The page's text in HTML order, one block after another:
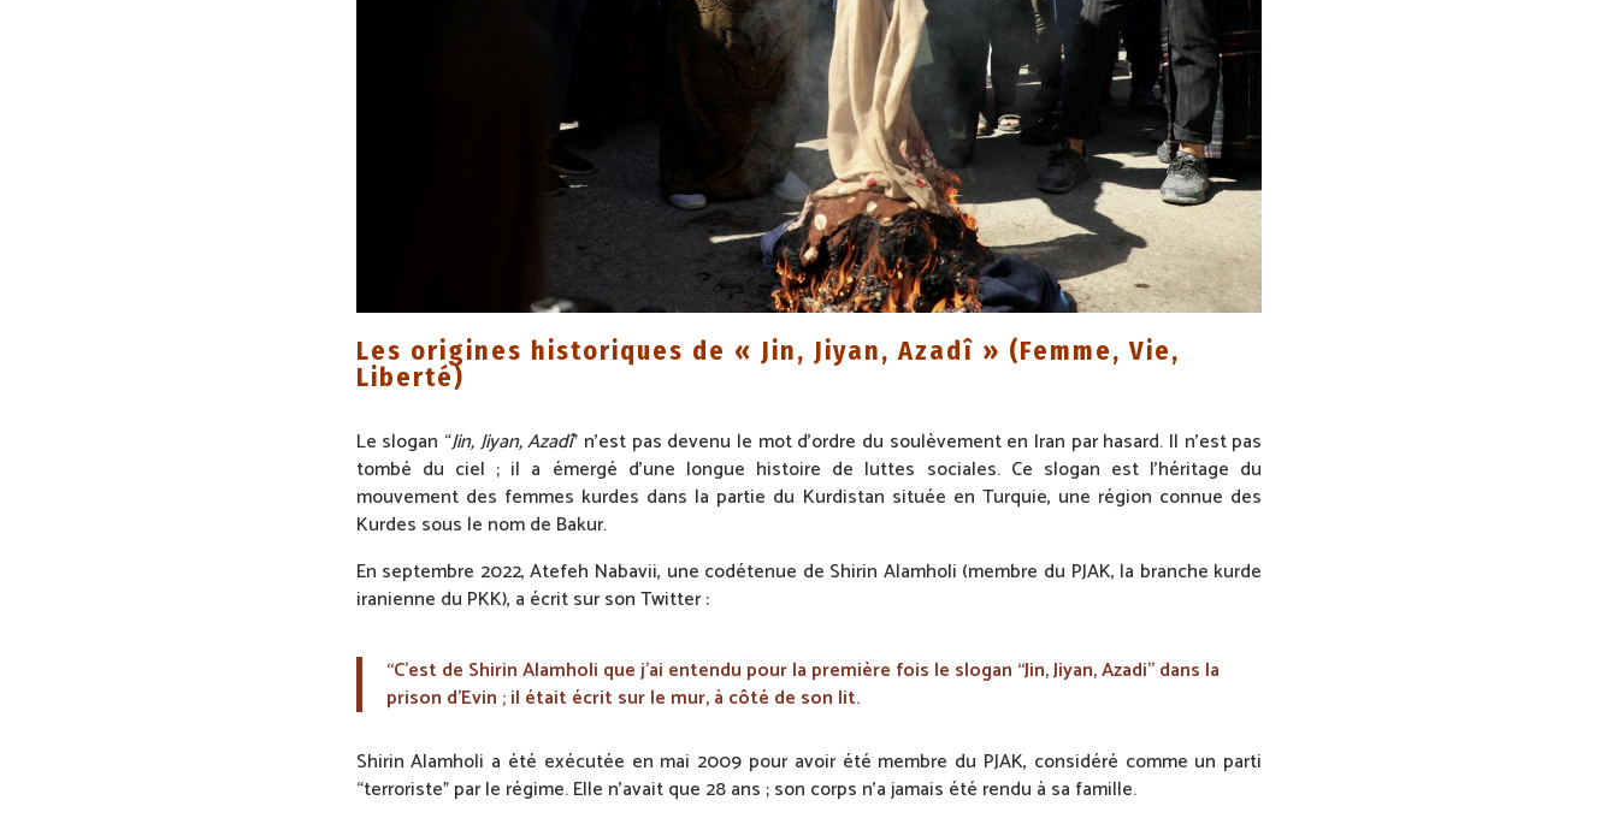
Les origines historiques de « Jin, Jiyan, Azadî » (Femme, Vie,
Liberté)
Le slogan “Jin, Jiyan, Azadî” n’est pas devenu le mot d’ordre du soulèvement en Iran par hasard. Il n’est pas
tombé du ciel ; il a émergé d’une longue histoire de luttes sociales. Ce slogan est l’héritage du
mouvement des femmes kurdes dans la partie du Kurdistan située en Turquie, une région connue des
Kurdes sous le nom de Bakur.
En septembre 2022, Atefeh Nabavii, une codétenue de Shirin Alamholi (membre du PJAK, la branche kurde
iranienne du PKK), a écrit sur son Twitter :
“C’est de Shirin Alamholi que j’ai entendu pour la première fois le slogan “Jin, Jiyan, Azadi” dans la
prison d’Evin ; il était écrit sur le mur, à côté de son lit.
Shirin Alamholi a été exécutée en mai 2009 pour avoir été membre du PJAK, considéré comme un parti
“terroriste” par le régime. Elle n’avait que 28 ans ; son corps n’a jamais été rendu à sa famille.